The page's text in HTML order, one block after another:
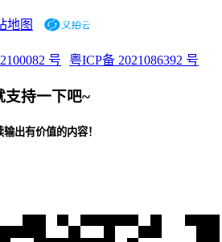
地图
号 粤ICP备 2021086392 号
支持一下吧~
出有价值的内容！